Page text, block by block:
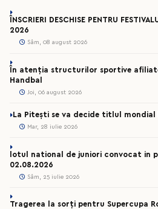
ÎNSCRIERI DESCHISE PENTRU
2026
Sâm, 08 august 2026
În atenția structurilor sportive
Handbal
Joi, 06 august 2026
La Pitești se va decide titlul mondial
Mar, 28 iulie 2026
lotul national de juniori convocat in
02.08.2026
Sâm, 25 iulie 2026
Tragerea la sorți pentru Supercupa